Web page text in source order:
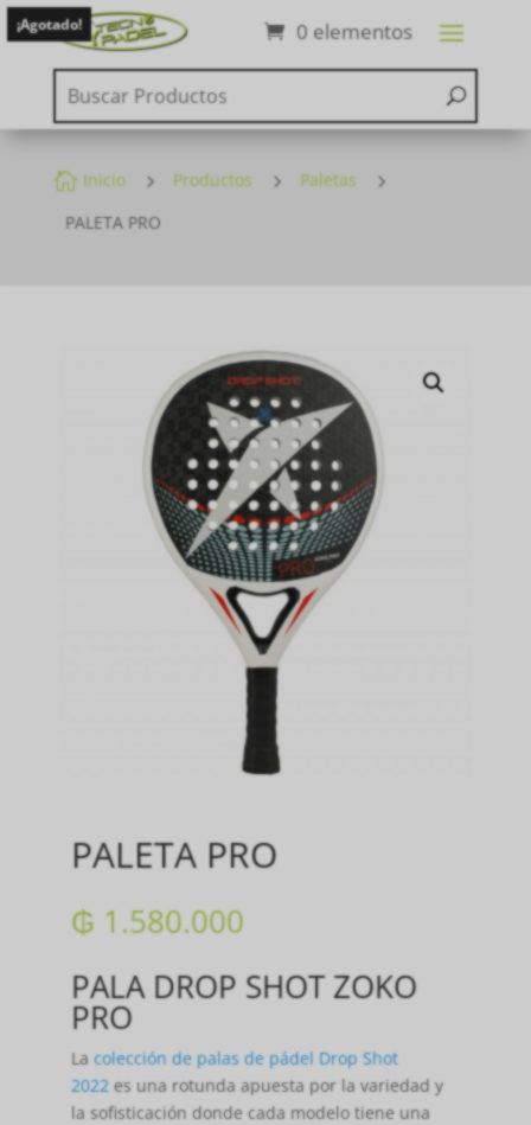
0 elementos
¡Agotado!
 Inicio 5 Productos 5 Paletas 5
PALETA PRO
PALETA PRO
₲ 1.580.000
PALA DROP SHOT ZOKO
PRO
La colección de palas de pádel Drop Shot
2022es una rotunda apuesta por la variedad y
la sofisticación donde cada modelo tiene una